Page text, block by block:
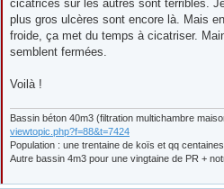
cicatrices sur les autres sont terribles.
plus gros ulcères sont encore là. Mais
froide, ça met du temps à cicatriser.
semblent fermées.
Voilà !
Bassin béton 40m3 (filtration multichambre
viewtopic.php?f=88&t=7424
Population : une trentaine de koïs et qq
Autre bassin 4m3 pour une vingtaine de PR +